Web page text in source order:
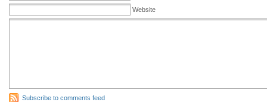
Website
Subscribe to comments feed